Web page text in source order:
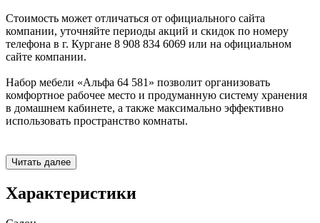
Стоимость может отличаться от официального сайта
компании, уточняйте периоды акций и скидок по номеру
телефона в г. Кургане 8 908 834 6069 или на официальном
сайте компании.
Набор мебели «Альфа 64 581» позволит организовать
комфортное рабочее место и продуманную систему хранения
в домашнем кабинете, а также максимально эффективно
использовать пространство комнаты.
Регулируемые по высоте ножки компенсируют возможные
неровности пола.
Читать далее
Характеристики